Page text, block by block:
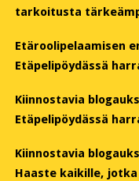
tarkoitusta
Etäroolipelaamisen
Etäpelipöydässä
Kiinnostavia
Etäpelipöydässä
Kiinnostavia
Haaste kaikille,